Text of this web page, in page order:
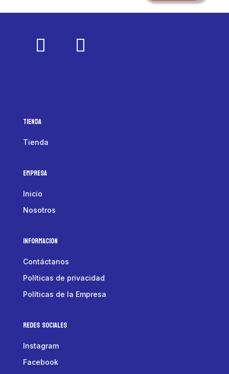
Tienda
Tienda
Empresa
Inicio
Nosotros
Informacion
Contáctanos
Políticas de privacidad
Políticas de la Empresa
Redes Sociales
Instagram
Facebook